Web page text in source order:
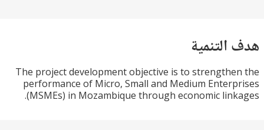
The project development objective is to
performance of Micro, Small and Medium
(MSMEs) in Mozambique through economic